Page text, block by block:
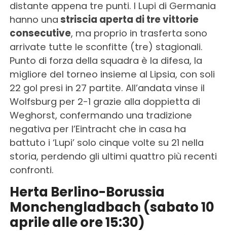
distante appena tre punti. I Lupi di Germania
hanno una striscia aperta di tre vittorie
consecutive, ma proprio in trasferta sono
arrivate tutte le sconfitte (tre) stagionali.
Punto di forza della squadra è la difesa, la
migliore del torneo insieme al Lipsia, con soli
22 gol presi in 27 partite. All’andata vinse il
Wolfsburg per 2-1 grazie alla doppietta di
Weghorst, confermando una tradizione
negativa per l’Eintracht che in casa ha
battuto i ‘Lupi’ solo cinque volte su 21 nella
storia, perdendo gli ultimi quattro più recenti
confronti.
Herta Berlino-Borussia
Monchengladbach (sabato 10
aprile alle ore 15:30)